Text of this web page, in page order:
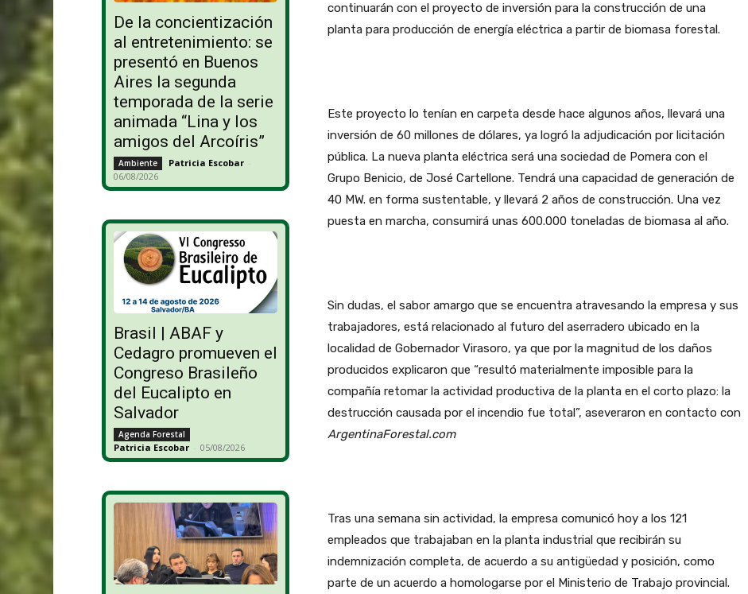
De la concientización
al entretenimiento: se
presentó en Buenos
Aires la segunda
temporada de la serie
animada “Lina y los
amigos del Arcoíris”
Ambiente Patricia Escobar -
06/08/2026
Brasil | ABAF y
Cedagro promueven el
Congreso Brasileño
del Eucalipto en
Salvador
Agenda Forestal
Patricia Escobar - 05/08/2026
continuarán con el proyecto de inversión para la construcción de una
planta para producción de energía eléctrica a partir de biomasa forestal.
Este proyecto lo tenían en carpeta desde hace algunos años, llevará una
inversión de 60 millones de dólares, ya logró la adjudicación por licitación
pública. La nueva planta eléctrica será una sociedad de Pomera con el
Grupo Benicio, de José Cartellone. Tendrá una capacidad de generación de
40 MW. en forma sustentable, y llevará 2 años de construcción. Una vez
puesta en marcha, consumirá unas 600.000 toneladas de biomasa al año.
Sin dudas, el sabor amargo que se encuentra atravesando la empresa y sus
trabajadores, está relacionado al futuro del aserradero ubicado en la
localidad de Gobernador Virasoro, ya que por la magnitud de los daños
producidos explicaron que “resultó materialmente imposible para la
compañía retomar la actividad productiva de la planta en el corto plazo: la
destrucción causada por el incendio fue total”, aseveraron en contacto con
ArgentinaForestal.com
Tras una semana sin actividad, la empresa comunicó hoy a los 121
empleados que trabajaban en la planta industrial que recibirán su
indemnización completa, de acuerdo a su antigüedad y posición, como
parte de un acuerdo a homologarse por el Ministerio de Trabajo provincial.